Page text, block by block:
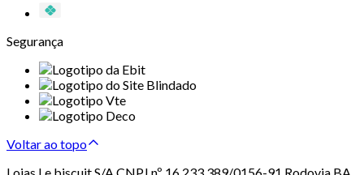
Segurança
Voltar ao topo